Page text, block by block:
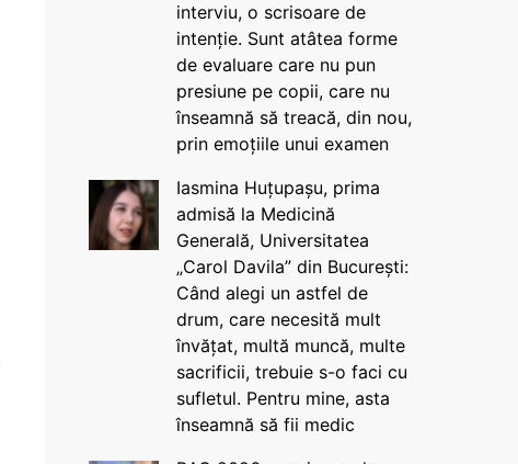
interviu, o scrisoare de
intenție. Sunt atâtea forme
de evaluare care nu pun
presiune pe copii, care nu
înseamnă să treacă, din nou,
prin emoțiile unui examen
Iasmina Huțupașu, prima
admisă la Medicină
Generală, Universitatea
„Carol Davila” din București:
Când alegi un astfel de
drum, care necesită mult
învățat, multă muncă, multe
sacrificii, trebuie s-o faci cu
sufletul. Pentru mine, asta
înseamnă să fii medic